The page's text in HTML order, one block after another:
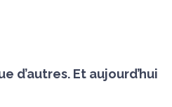
d’autres. Et aujourd’hui